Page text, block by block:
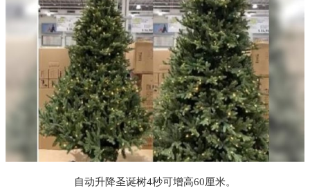
自动升降圣诞树4秒可增高60厘米。